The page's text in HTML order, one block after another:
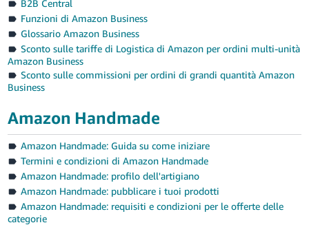
B2B Central
Funzioni di Amazon Business
Glossario Amazon Business
Sconto sulle tariffe di Logistica di Amazon per ordini multi-unità
Amazon Business
Sconto sulle commissioni per ordini di grandi quantità Amazon
Business
Amazon Handmade
Amazon Handmade: Guida su come iniziare
Termini e condizioni di Amazon Handmade
Amazon Handmade: profilo dell'artigiano
Amazon Handmade: pubblicare i tuoi prodotti
Amazon Handmade: requisiti e condizioni per le offerte delle
categorie